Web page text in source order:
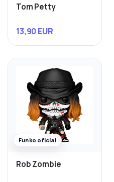
Tom Petty
13,90 EUR
Funko oficial
Rob Zombie